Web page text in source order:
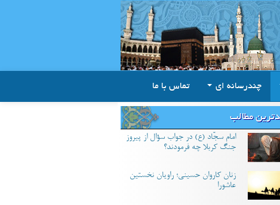
چندرسانه ای تماس با ما
مطالب
امام سجّاد (ع) در جواب سؤال از پیروز
جنگ کربلا چه فرمودند؟
زنان کاروان حسینی؛ راویان نخستین
عاشورا